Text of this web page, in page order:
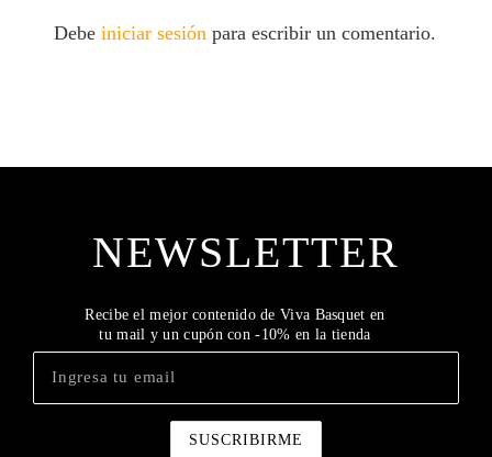
Debeiniciar sesiónpara escribir un comentario.
NEWSLETTER
Recibe el mejor contenido de Viva Basquet en
tu mail y un cupón con -10% en la tienda